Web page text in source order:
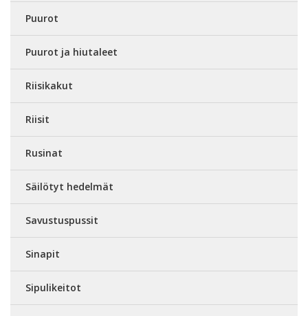
Puurot
Puurot ja hiutaleet
Riisikakut
Riisit
Rusinat
Säilötyt hedelmät
Savustuspussit
Sinapit
Sipulikeitot